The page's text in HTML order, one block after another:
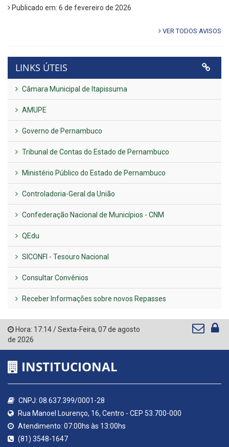
Publicado em: 6 de fevereiro de 2026
VER TODOS AVISOS
LINKS ÚTEIS
Câmara Municipal de Itapissuma
AMUPE
Governo de Pernambuco
Tribunal de Contas do Estado de Pernambuco
Ministério Público do Estado de Pernambuco
Controladoria-Geral da União
Confederação Nacional de Municípios - CNM
QEdu
SICONFI - Tesouro Nacional
Consultar Convênios
Receber Informações sobre novos Repasses
Hora: 17:14/Sexta-Feira, 07 de agosto
de 2026
INSTITUCIONAL
CNPJ: 08.637.399/0001-28
Rua Manoel Lourenço, 16, Centro - CEP 53.700-000
Atendimento: 07:00hs às 13:00hs
(81) 3548-1647